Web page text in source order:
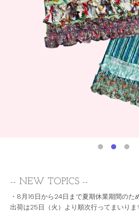
-- NEW TOPICS --
・8月16日から24日まで夏期休業期間のた
出荷は25日（火）より順次行ってまいりま